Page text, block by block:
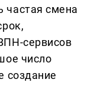
частая смена
сервисов
число
создание